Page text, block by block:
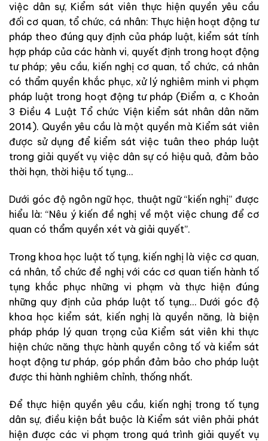
việc dân sự, Kiểm sát viên thực hiện quyền yêu cầu
đối cơ quan, tổ chức, cá nhân: Thực hiện hoạt động tư
pháp theo đúng quy định của pháp luật, kiểm sát tính
hợp pháp của các hành vi, quyết định trong hoạt động
tư pháp; yêu cầu, kiến nghị cơ quan, tổ chức, cá nhân
có thẩm quyền khắc phục, xử lý nghiêm minh vi phạm
pháp luật trong hoạt động tư pháp (Điểm a, c Khoản
3 Điều 4 Luật Tổ chức Viện kiểm sát nhân dân năm
2014). Quyền yêu cầu là một quyền mà Kiểm sát viên
được sử dụng để kiểm sát việc tuân theo pháp luật
trong giải quyết vụ việc dân sự có hiệu quả, đảm bảo
thời hạn, thời hiệu tố tụng…
Dưới góc độ ngôn ngữ học, thuật ngữ “kiến nghị” được
hiểu là: “Nêu ý kiến đề nghị về một việc chung để cơ
quan có thẩm quyền xét và giải quyết”.
Trong khoa học luật tố tụng, kiến nghị là việc cơ quan,
cá nhân, tổ chức đề nghị với các cơ quan tiến hành tố
tụng khắc phục những vi phạm và thực hiện đúng
những quy định của pháp luật tố tụng… Dưới góc độ
khoa học kiểm sát, kiến nghị là quyền năng, là biện
pháp pháp lý quan trọng của Kiểm sát viên khi thực
hiện chức năng thực hành quyền công tố và kiểm sát
hoạt động tư pháp, góp phần đảm bảo cho pháp luật
được thi hành nghiêm chỉnh, thống nhất.
Để thực hiện quyền yêu cầu, kiến nghị trong tố tụng
dân sự, điều kiện bắt buộc là Kiểm sát viên phải phát
hiện được các vi phạm trong quá trình giải quyết vụ